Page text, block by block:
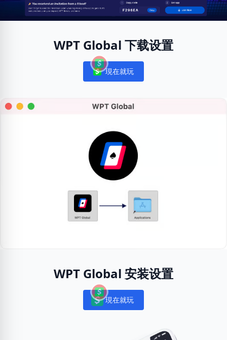
WPT Global 下载设置
Notifications
現在就玩
WPT Global 安装设置
Notifications
現在就玩